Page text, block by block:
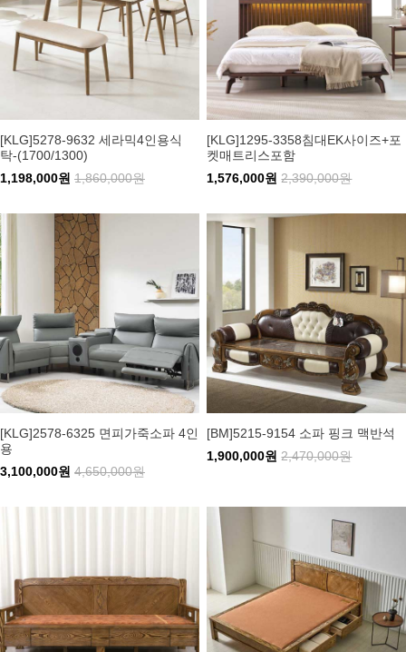
[KLG]5278-9632 세라믹4인용식
탁-(1700/1300)
1,198,000원 1,860,000원
[KLG]1295-3358침대EK사이즈+포
켓매트리스포함
1,576,000원 2,390,000원
[KLG]2578-6325 면피가죽소파 4인
용
3,100,000원 4,650,000원
[BM]5215-9154 소파 핑크 맥반석
1,900,000원 2,470,000원